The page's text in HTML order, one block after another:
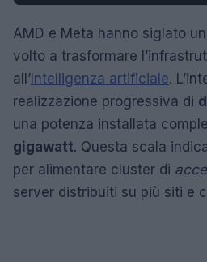
AMD e Meta hanno siglato
volto a trasformare
all’Intelligenza artificiale.
realizzazione progressiva di
una potenza installata
gigawatt. Questa scala
per alimentare cluster di
server distribuiti su più siti e